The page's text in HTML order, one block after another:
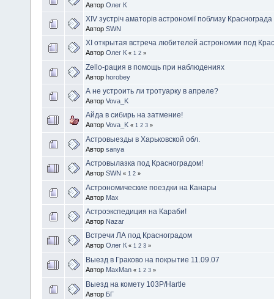
Автор Олег К
XIV зустріч аматорів астрономії поблизу Краснограда
Автор SWN
XІ открытая встреча любителей астрономии под
Автор Олег К « 1 2 »
Zello-рация в помощь при наблюдениях
Автор horobey
А не устроить ли тротуарку в апреле?
Автор Vova_K
Айда в сибирь на затмение!
Автор Vova_K « 1 2 3 »
Астровыезды в Харьковской обл.
Автор sanya
Астровылазка под Красноградом!
Автор SWN « 1 2 »
Астрономические поездки на Канары
Автор Max
Астроэкспедиция на Караби!
Автор Nazar
Встречи ЛА под Красноградом
Автор Олег К « 1 2 3 »
Выезд в Граково на покрытие 11.09.07
Автор MaxMan « 1 2 3 »
Выезд на комету 103P/Hartle
Автор БГ